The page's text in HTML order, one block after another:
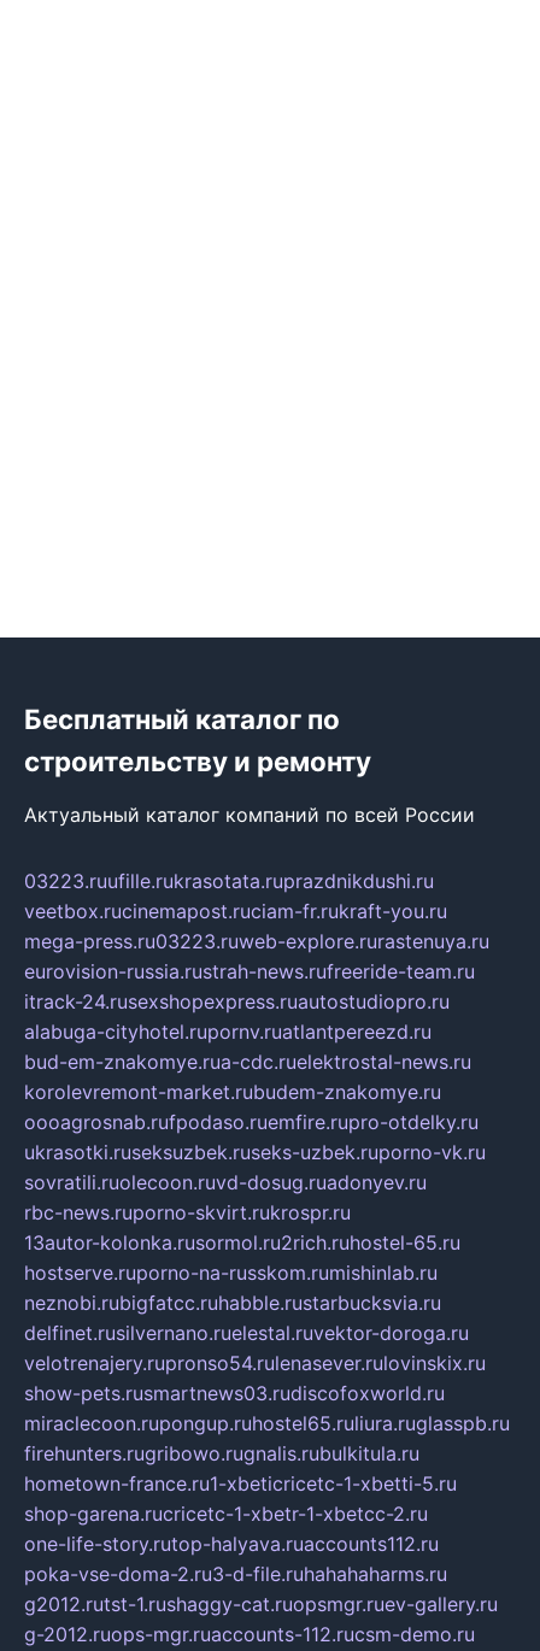
Бесплатный каталог по
строительству и ремонту
Актуальный каталог компаний по всей России
03223.ruufille.rukrasotata.ruprazdnikdushi.ru
veetbox.rucinemapost.ruciam-fr.rukraft-you.ru
mega-press.ru03223.ruweb-explore.rurastenuya.ru
eurovision-russia.rustrah-news.rufreeride-team.ru
itrack-24.rusexshopexpress.ruautostudiopro.ru
alabuga-cityhotel.rupornv.ruatlantpereezd.ru
bud-em-znakomye.rua-cdc.ruelektrostal-news.ru
korolevremont-market.rubudem-znakomye.ru
oooagrosnab.rufpodaso.ruemfire.rupro-otdelky.ru
ukrasotki.ruseksuzbek.ruseks-uzbek.ruporno-vk.ru
sovratili.ruolecoon.ruvd-dosug.ruadonyev.ru
rbc-news.ruporno-skvirt.rukrospr.ru
13autor-kolonka.rusormol.ru2rich.ruhostel-65.ru
hostserve.ruporno-na-russkom.rumishinlab.ru
neznobi.rubigfatcc.ruhabble.rustarbucksvia.ru
delfinet.rusilvernano.ruelestal.ruvektor-doroga.ru
velotrenajery.rupronso54.rulenasever.rulovinskix.ru
show-pets.rusmartnews03.rudiscofoxworld.ru
miraclecoon.rupongup.ruhostel65.ruliura.ruglasspb.ru
firehunters.rugribowo.rugnalis.rubulkitula.ru
hometown-france.ru1-xbeticricetc-1-xbetti-5.ru
shop-garena.rucricetc-1-xbetr-1-xbetcc-2.ru
one-life-story.rutop-halyava.ruaccounts112.ru
poka-vse-doma-2.ru3-d-file.ruhahahaharms.ru
g2012.rutst-1.rushaggy-cat.ruopsmgr.ruev-gallery.ru
g-2012.ruops-mgr.ruaccounts-112.rucsm-demo.ru